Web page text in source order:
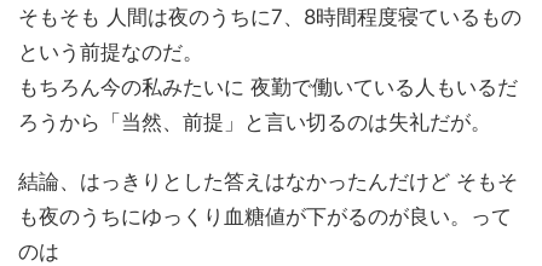
そもそも 人間は夜のうちに7、8時間程度寝ているもの
という前提なのだ。
もちろん今の私みたいに 夜勤で働いている人もいるだ
ろうから「当然、前提」と言い切るのは失礼だが。
結論、はっきりとした答えはなかったんだけど そもそ
も夜のうちにゆっくり血糖値が下がるのが良い。って
のは